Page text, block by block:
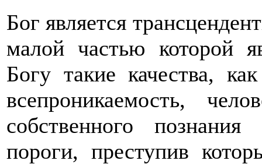
Бог является
малой частью которой
Богу такие качества,
всепроникаемость,
собственного
пороги, преступив